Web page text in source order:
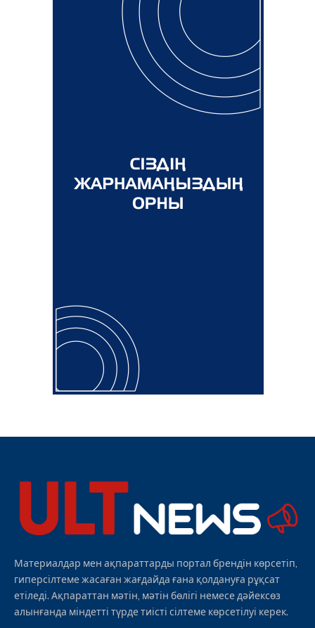
Материалдар мен ақпараттарды портал брендін көрсетіп,
гиперсілтеме жасаған жағдайда ғана қолдануға рұқсат
етіледі. Ақпараттан мәтін, мәтін бөлігі немесе дәйексөз
алынғанда міндетті түрде тиісті сілтеме көрсетілуі керек.